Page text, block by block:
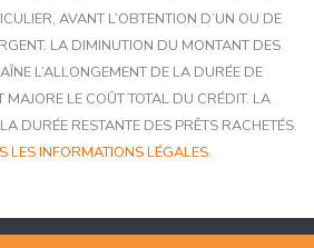
AVANT L’OBTENTION D’UN OU DE
LA DIMINUTION DU MONTANT DES
L’ALLONGEMENT DE LA DURÉE DE
MAJORE LE COÛT TOTAL DU CRÉDIT. LA
DURÉE RESTANTE DES PRÊTS RACHETÉS.
LES INFORMATIONS LÉGALES.